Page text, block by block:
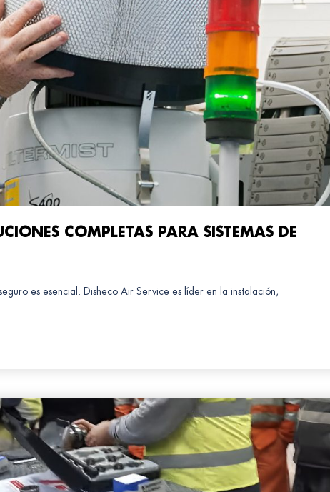
COMPLETAS PARA SISTEMAS DE
es esencial. Disheco Air Service es líder en la instalación,